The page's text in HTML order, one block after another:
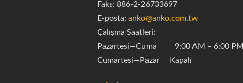
Faks: 886-2-26733697
E-posta: anko@anko.com.tw
Çalışma Saatleri:
Pazartesi—Cuma 9:00 AM – 6:00 PM
Cumartesi—Pazar Kapalı